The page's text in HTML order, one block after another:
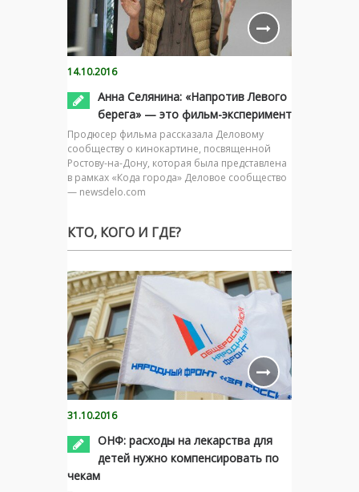
14.10.2016
Анна Селянина: «Напротив Левого
берега» — это фильм-эксперимент
Продюсер фильма рассказала Деловому
сообществу о кинокартине, посвященной
Ростову-на-Дону, которая была представлена
в рамках «Кода города» Деловое сообщество
— newsdelo.com
КТО, КОГО И ГДЕ?
31.10.2016
ОНФ: расходы на лекарства для
детей нужно компенсировать по
чекам